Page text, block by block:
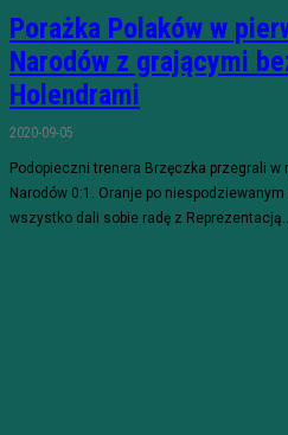
Porażka Polaków w
Narodów z grającymi
Holendrami
2020-09-05
Podopieczni trenera Brzęczka przegrali
Narodów 0:1. Oranje po
wszystko dali sobie radę z